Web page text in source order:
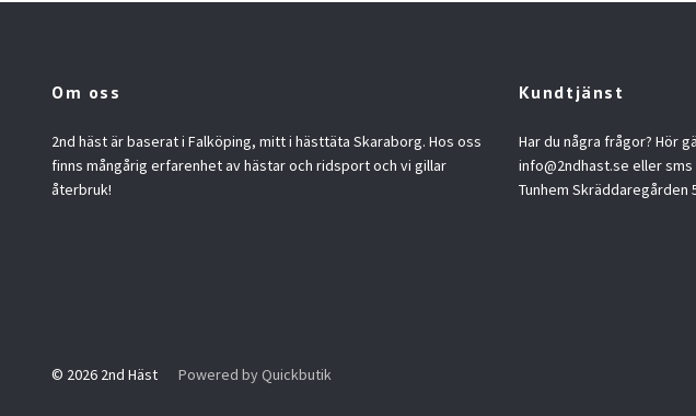
Om oss
2nd häst är baserat i Falköping, mitt i hästtäta Skaraborg. Hos oss
finns mångårig erfarenhet av hästar och ridsport och vi gillar
återbruk!
Kundtjänst
Har du några frågor? Hör
info@2ndhast.se eller sms
Tunhem Skräddaregården
© 2026 2nd Häst Powered by Quickbutik